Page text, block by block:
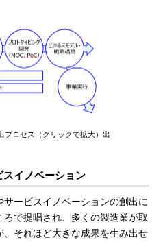
プロセス（クリックで拡大）出
イノベーション
ービスイノベーションの創出に
で提唱され、多くの製造業が取
、それほど大きな成果を生み出せ